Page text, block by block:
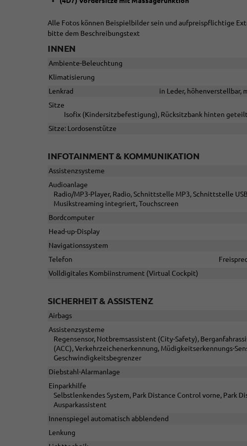
Alle Fotos können Beispielbilder sein und aufpreispflichtige
bitte dem Beschreibungstext
INNEN
Ambiente-Beleuchtung
Klimatisierung
Lenkrad
in Leder,
Sitze
Isofix (Kindersitzbefestigung), Rücksitzbank hinten
Sitze: Lordosenstütze
INFOTAINMENT & KOMMUNIKATION
Assistenzsysteme
Audioanlage
Radio/MP3-Player, Radio, Schnittstelle MP3, Schnittstelle
Musikstreaming integriert, Touchscreen
Bordcomputer
Head-up-Display
Navigationssystem
Telefon
Volldigitales Kombiinstrument (Virtual Cockpit)
SICHERHEIT & ASSISTENZ
Airbags
Assistenzsysteme
Regensensor, Notbremsassistent (City-Safety),
(ACC), Verkehrzeichenerkennung, Müdigkeitserkennungs-
Geschwindigkeitsbegrenzer
Diebstahl-Alarmanlage
Einparkhilfe
Selbstlenkendes System, Park Distance Control vorne, Park
Ausparkassistent
Innenspiegel automatisch abblendend
Lenkung